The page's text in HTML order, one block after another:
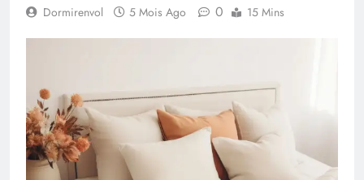
Dormirenvol 5 Mois Ago 0 15 Mins